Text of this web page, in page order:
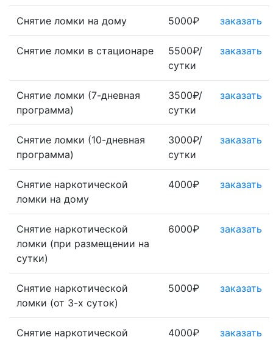
Снятие ломки на дому 5000₽ заказать
Снятие ломки в стационаре
5500₽/
сутки
заказать
Снятие ломки (7-дневная
программа)
3500₽/
сутки
заказать
Снятие ломки (10-дневная
программа)
3000₽/
сутки
заказать
Снятие наркотической
ломки на дому
4000₽ заказать
Снятие наркотической
ломки (при размещении на
сутки)
6000₽ заказать
Снятие наркотической
ломки (от 3-х суток)
5000₽ заказать
Снятие наркотической
4000₽ заказать